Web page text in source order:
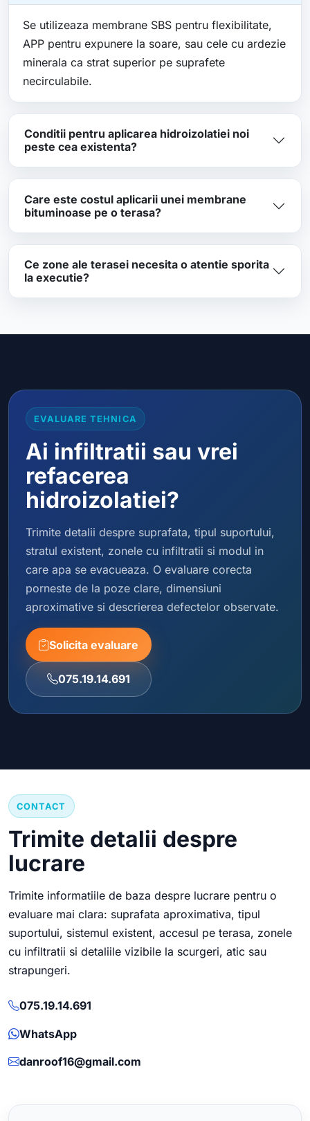
Se utilizeaza membrane SBS pentru flexibilitate,
APP pentru expunere la soare, sau cele cu ardezie
minerala ca strat superior pe suprafete
necirculabile.
Conditii pentru aplicarea hidroizolatiei noi
peste cea existenta?
Care este costul aplicarii unei membrane
bituminoase pe o terasa?
Ce zone ale terasei necesita o atentie sporita
la executie?
EVALUARE TEHNICA
Ai infiltratii sau vrei
refacerea
hidroizolatiei?
Trimite detalii despre suprafata, tipul suportului,
stratul existent, zonele cu infiltratii si modul in
care apa se evacueaza. O evaluare corecta
porneste de la poze clare, dimensiuni
aproximative si descrierea defectelor observate.
Solicita evaluare
075.19.14.691
CONTACT
Trimite detalii despre
lucrare
Trimite informatiile de baza despre lucrare pentru o
evaluare mai clara: suprafata aproximativa, tipul
suportului, sistemul existent, accesul pe terasa, zonele
cu infiltratii si detaliile vizibile la scurgeri, atic sau
strapungeri.
075.19.14.691
WhatsApp
danroof16@gmail.com